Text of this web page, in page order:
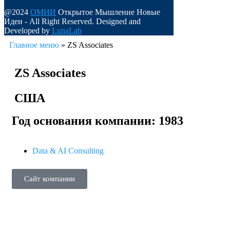
@2024 ОМНИ Открытое Мышление Новые
Идеи - All Right Reserved. Designed and
Developed by LunaLab
Главное меню » ZS Associates
ZS Associates
США
Год основания компании: 1983
Data & AI Consulting
Сайт компании